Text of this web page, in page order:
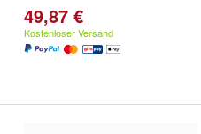
49,87 €
Kostenloser Versand